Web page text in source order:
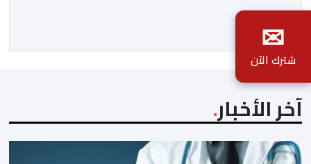
التواصل الاجتماعي، وسط دعوات متزايدة إلى اعتماد مبدأ
الشفافية وربط المسؤولية بالمحاسبة. فبعد خروج عبد الكبير
بن طوطو، ثم شخص اخر […]
آخر الأخبار
✉
شترك الآن